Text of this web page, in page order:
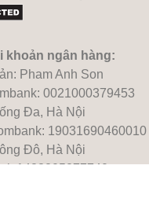
khoản ngân hàng:
Pham Anh Son
0021000379453
Đa, Hà Nội
19031690460010
Đô, Hà Nội